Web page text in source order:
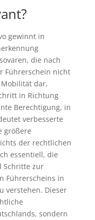
gewinnt in
die nach
Führerschein nicht
dar,
in Richtung
Berechtigung, in
verbesserte
größere
der rechtlichen
essentiell, die
Schritte zur
Führerscheins in
verstehen. Dieser
sondern